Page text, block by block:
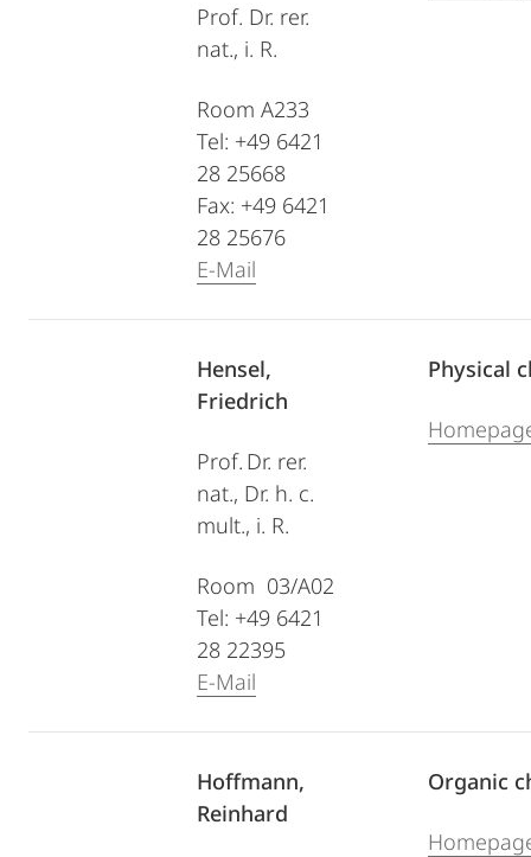
Prof. Dr. rer.
nat., i. R.
Room A233
Tel: +49 6421
28 25668
Fax: +49 6421
28 25676
E-Mail
Hensel,
Friedrich
Prof. Dr. rer.
nat., Dr. h. c.
mult., i. R.
Room 03/A02
Tel: +49 6421
28 22395
E-Mail
Physical
Hoffmann,
Reinhard
Organic